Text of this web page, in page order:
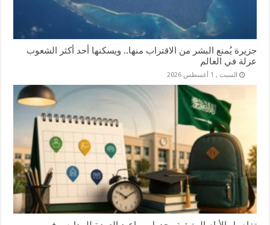
جزيرة يُمنع البشر من الاقتراب منها.. ويسكنها أحد أكثر الشعوب
عزلة في العالم
السبت , 1 أغسطس 2026